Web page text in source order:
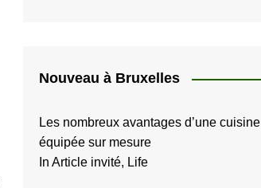
Nouveau à Bruxelles
Les nombreux avantages d’une cuisine
équipée sur mesure
In Article invité, Life